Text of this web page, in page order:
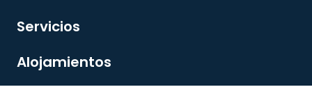
Servicios
Alojamientos